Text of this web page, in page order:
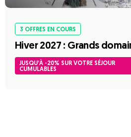
3 OFFRES EN COURS
Hiver 2027 : Grands
JUSQU’À -20% SUR VOTRE SÉJOUR
CUMULABLES